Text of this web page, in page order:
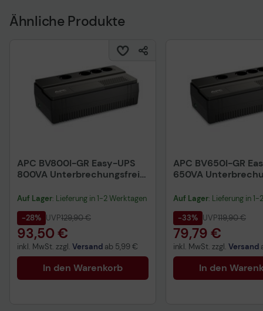
Datenverordnung
Ähnliche Produkte
APC BV800I-GR Easy-UPS
800VA Unterbrechungsfreie
Auf Lager: Lieferung in 1-2 Werktagen
-28% UVP129,90 €
93,50 €
inkl. MwSt. zzgl. Versand ab 5,99 €
In den Warenkorb
APC BV650I-GR
650VA
Auf Lager: Lieferung in
-33% UVP119,90 €
79,79 €
inkl. MwSt. zzgl. Versand
In den